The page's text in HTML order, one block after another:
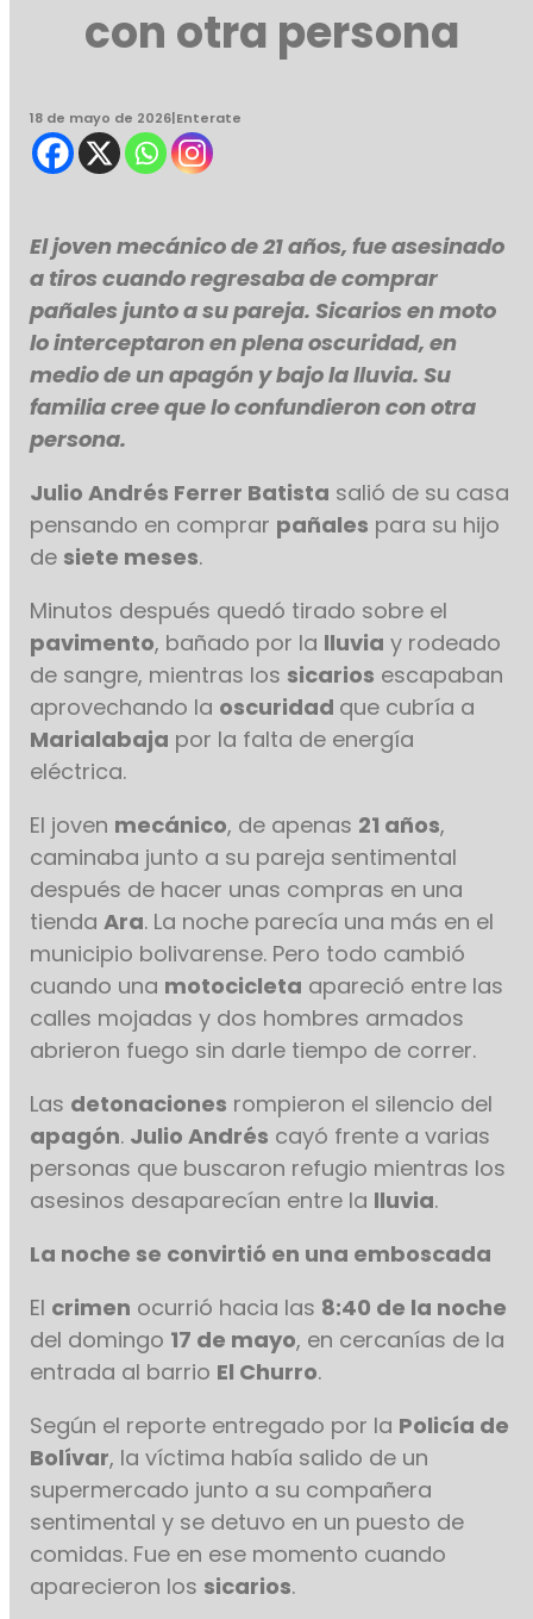
con otra persona
18 de mayo de 2026|Enterate
El joven mecánico de 21 años, fue asesinado
a tiros cuando regresaba de comprar
pañales junto a su pareja. Sicarios en moto
lo interceptaron en plena oscuridad, en
medio de un apagón y bajo la lluvia. Su
familia cree que lo confundieron con otra
persona.
Julio Andrés Ferrer Batista salió de su casa
pensando en comprar pañales para su hijo
de siete meses.
Minutos después quedó tirado sobre el
pavimento, bañado por la lluvia y rodeado
de sangre, mientras los sicarios escapaban
aprovechando la oscuridad que cubría a
Marialabaja por la falta de energía
eléctrica.
El joven mecánico, de apenas 21 años,
caminaba junto a su pareja sentimental
después de hacer unas compras en una
tiendaAra. La noche parecía una más en el
municipio bolivarense. Pero todo cambió
cuando una motocicleta apareció entre las
calles mojadas y dos hombres armados
abrieron fuego sin darle tiempo de correr.
Las detonaciones rompieron el silencio del
apagón. Julio Andrés cayó frente a varias
personas que buscaron refugio mientras los
asesinos desaparecían entre la lluvia.
La noche se convirtió en una emboscada
El crimen ocurrió hacia las 8:40 de la noche
del domingo 17 de mayo, en cercanías de la
entrada al barrio El Churro.
Según el reporte entregado por la Policía de
Bolívar, la víctima había salido de un
supermercado junto a su compañera
sentimental y se detuvo en un puesto de
comidas. Fue en ese momento cuando
aparecieron los sicarios.